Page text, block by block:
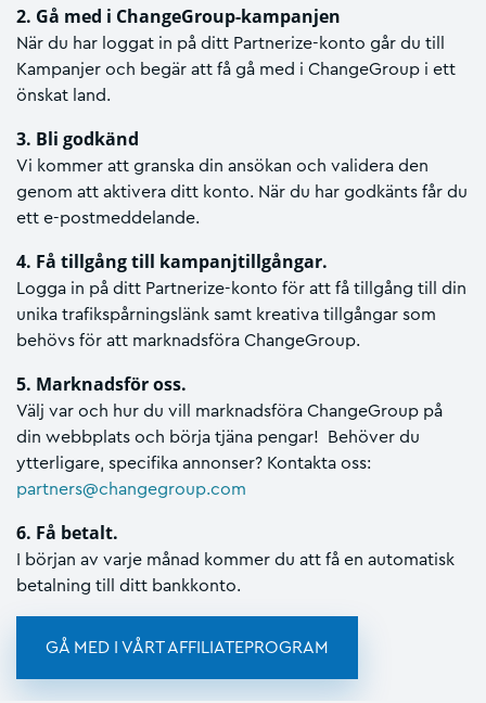
2. Gå med i ChangeGroup-kampanjen
När du har loggat in på ditt Partnerize-konto går du till
Kampanjer och begär att få gå med i ChangeGroup i ett
önskat land.
3. Bli godkänd
Vi kommer att granska din ansökan och validera den
genom att aktivera ditt konto. När du har godkänts får du
ett e-postmeddelande.
4. Få tillgång till kampanjtillgångar.
Logga in på ditt Partnerize-konto för att få tillgång till din
unika trafikspårningslänk samt kreativa tillgångar som
behövs för att marknadsföra ChangeGroup.
5. Marknadsför oss.
Välj var och hur du vill marknadsföra ChangeGroup på
din webbplats och börja tjäna pengar! Behöver du
ytterligare, specifika annonser? Kontakta oss:
partners@changegroup.com
6. Få betalt.
I början av varje månad kommer du att få en automatisk
betalning till ditt bankkonto.
GÅ MED I VÅRT AFFILIATEPROGRAM